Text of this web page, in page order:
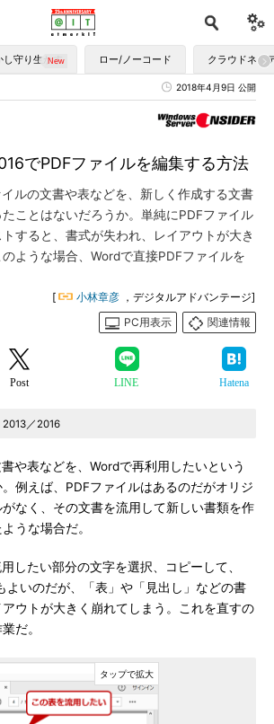
し守り生かす ロー/ノーコード クラウドネイ
2018年4月9日 公開
でPDFファイルを編集する方法
ルの文書や表などを、新しく作成する文書
ことはないだろうか。単純にPDFファイル
すると、書式が失われ、レイアウトが大き
ような場合、Wordで直接PDFファイルを
[ 小林章彦 ，デジタルアドバンテージ]
PC用表示
関連情報
Post LINE Hatena
／2016
や表などを、Wordで再利用したいという
例えば、PDFファイルはあるのだがオリジ
なく、その文書を流用して新しい書類を作
うな場合だ。
したい部分の文字を選択、コピーして、
よいのだが、「表」や「見出し」などの書
ウトが大きく崩れてしまう。これを直すの
だ。